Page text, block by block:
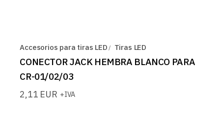
Accesorios para tiras LED Tiras LED
CONECTOR JACK HEMBRA BLANCO PARA
CR-01/02/03
2,11 EUR +IVA